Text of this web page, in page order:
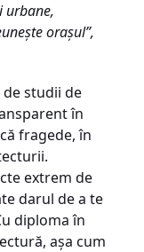
urbane,
oraşul”,
studii de
în
fragede, în
extrem de
darul de a te
diploma în
aşa cum